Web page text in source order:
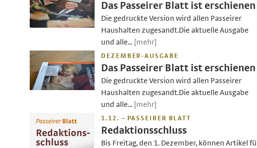
Das Passeirer Blatt ist erschienen
Die gedruckte Version wird allen Passeirer
Haushalten zugesandt.Die aktuelle Ausgabe
und alle... [mehr]
DEZEMBER-AUSGABE
Das Passeirer Blatt ist erschienen
Die gedruckte Version wird allen Passeirer
Haushalten zugesandt.Die aktuelle Ausgabe
und alle... [mehr]
1.12. – PASSEIRER BLATT
Redaktionsschluss
Bis Freitag, den 1. Dezember, können Artikel